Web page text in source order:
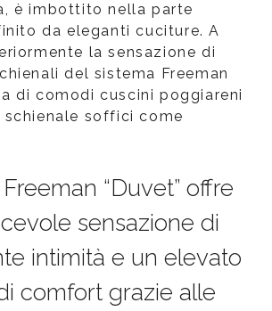
è imbottito nella parte
da eleganti cuciture. A
la sensazione di
del sistema Freeman
di comodi cuscini poggiareni
schienale soffici come
“Duvet” offre
sensazione di
intimità e un elevato
comfort grazie alle